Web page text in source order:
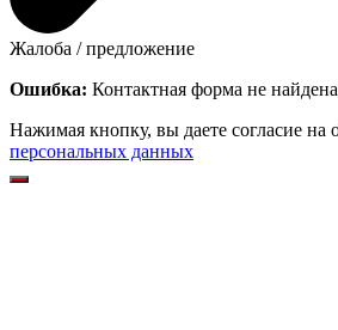
Жалоба / предложение
Ошибка: Контактная форма не
Нажимая кнопку, вы даете согласие на
персональных данных